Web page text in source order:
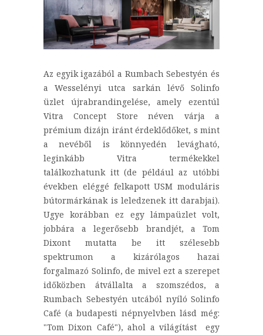
Az egyik igazából a Rumbach Sebestyén és
a Wesselényi utca sarkán lévő Solinfo
üzlet újrabrandingelése, amely ezentúl
Vitra Concept Store néven várja a
prémium dizájn iránt érdeklődőket, s mint
a nevéből is könnyedén levágható,
leginkább Vitra termékekkel
találkozhatunk itt (de például az utóbbi
években eléggé felkapott USM moduláris
bútormárkának is leledzenek itt darabjai).
Ugye korábban ez egy lámpaüzlet volt,
jobbára a legerősebb brandjét, a Tom
Dixont mutatta be itt szélesebb
spektrumon a kizárólagos hazai
forgalmazó Solinfo, de mivel ezt a szerepet
időközben átvállalta a szomszédos, a
Rumbach Sebestyén utcából nyíló Solinfo
Café (a budapesti népnyelvben lásd még:
"Tom Dixon Café"), ahol a világítást egy